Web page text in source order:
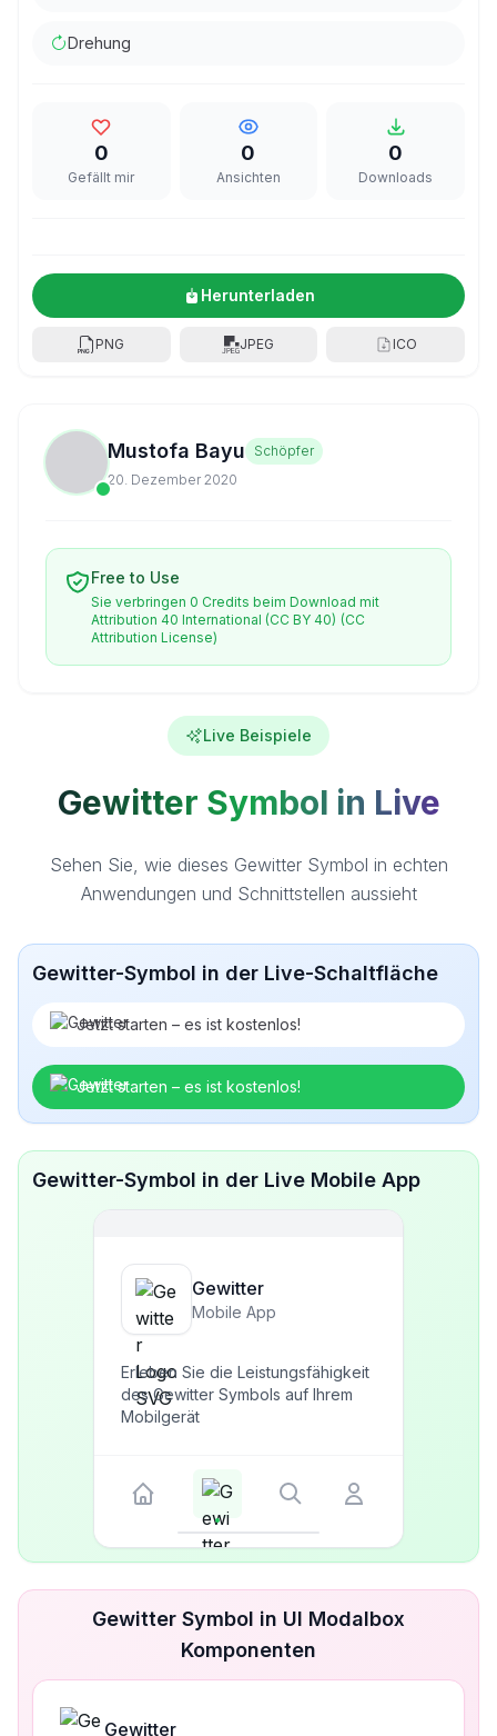
Drehung
0
Gefällt mir
0
Ansichten
0
Downloads
Herunterladen
PNG JPEG ICO
Mustofa Bayu
Schöpfer
20. Dezember 2020
Free to Use
Sie verbringen 0 Credits beim Download mit
Attribution 40 International (CC BY 40) (CC
Attribution License)
Live Beispiele
Gewitter Symbol in Live
Sehen Sie, wie dieses Gewitter Symbol in echten
Anwendungen und Schnittstellen aussieht
Gewitter-Symbol in der Live-Schaltfläche
Jetzt starten – es ist kostenlos!
Jetzt starten – es ist kostenlos!
Gewitter-Symbol in der Live Mobile App
Gewitter
Mobile App
Erleben Sie die Leistungsfähigkeit
des Gewitter Symbols auf Ihrem
Mobilgerät
Gewitter Symbol in UI Modalbox
Komponenten
Gewitter